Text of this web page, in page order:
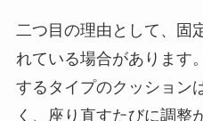
二つ目の理由として、固
れている場合があります
するタイプのクッション
く、座り直すたびに調整